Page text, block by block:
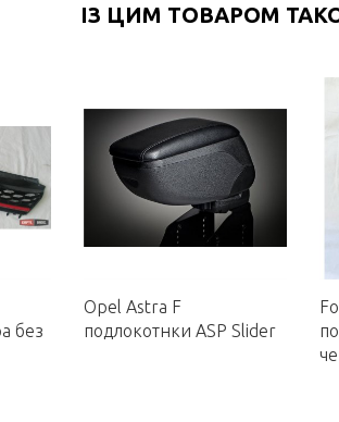
ІЗ ЦИМ ТОВАРОМ
без
Opel Astra F
подлокотнки ASP Slider